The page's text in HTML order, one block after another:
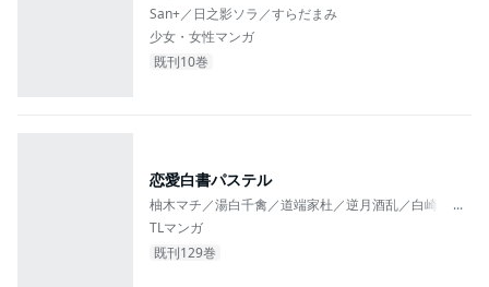
San+／日之影ソラ／すらだまみ
少女・女性マンガ
既刊10巻
恋愛白書パステル
柚木マチ／湯白千禽／道端家杜／逆月酒乱／白崎詩乃／
...
TLマンガ
既刊129巻